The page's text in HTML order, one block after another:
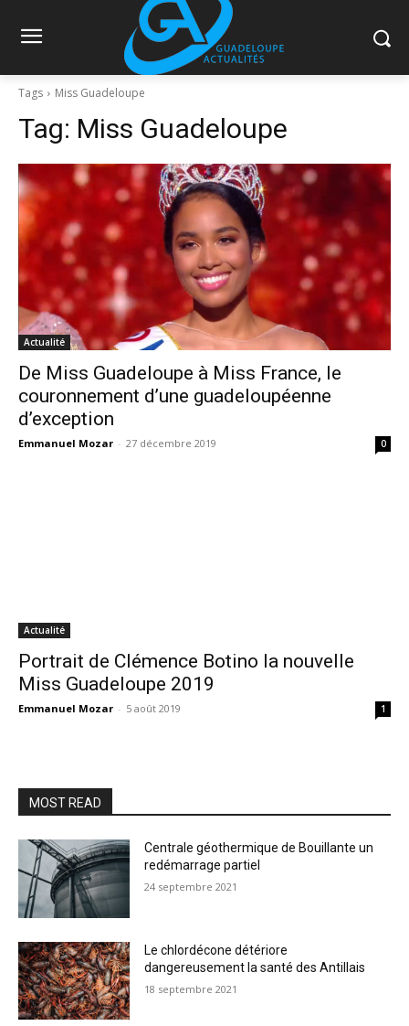
Tags Miss Guadeloupe
Tag: Miss Guadeloupe
Actualité
De Miss Guadeloupe à Miss France, le
couronnement d’une guadeloupéenne
d’exception
Emmanuel Mozar - 27 décembre 2019 0
Actualité
Portrait de Clémence Botino la nouvelle
Miss Guadeloupe 2019
Emmanuel Mozar - 5 août 2019 1
MOST READ
Centrale géothermique de Bouillante un
redémarrage partiel
24 septembre 2021
Le chlordécone détériore
dangereusement la santé des Antillais
18 septembre 2021